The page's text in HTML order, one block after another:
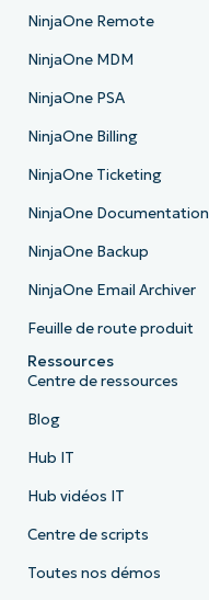
NinjaOne Remote
NinjaOne MDM
NinjaOne PSA
NinjaOne Billing
NinjaOne Ticketing
NinjaOne Documentation
NinjaOne Backup
NinjaOne Email Archiver
Feuille de route produit
Ressources
Centre de ressources
Blog
Hub IT
Hub vidéos IT
Centre de scripts
Toutes nos démos